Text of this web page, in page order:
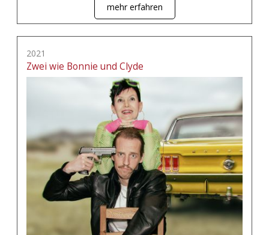
mehr erfahren
2021
Zwei wie Bonnie und Clyde